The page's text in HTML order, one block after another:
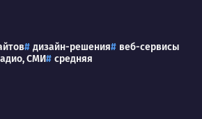
дизайн-решения
веб-сервисы
СМИ средняя